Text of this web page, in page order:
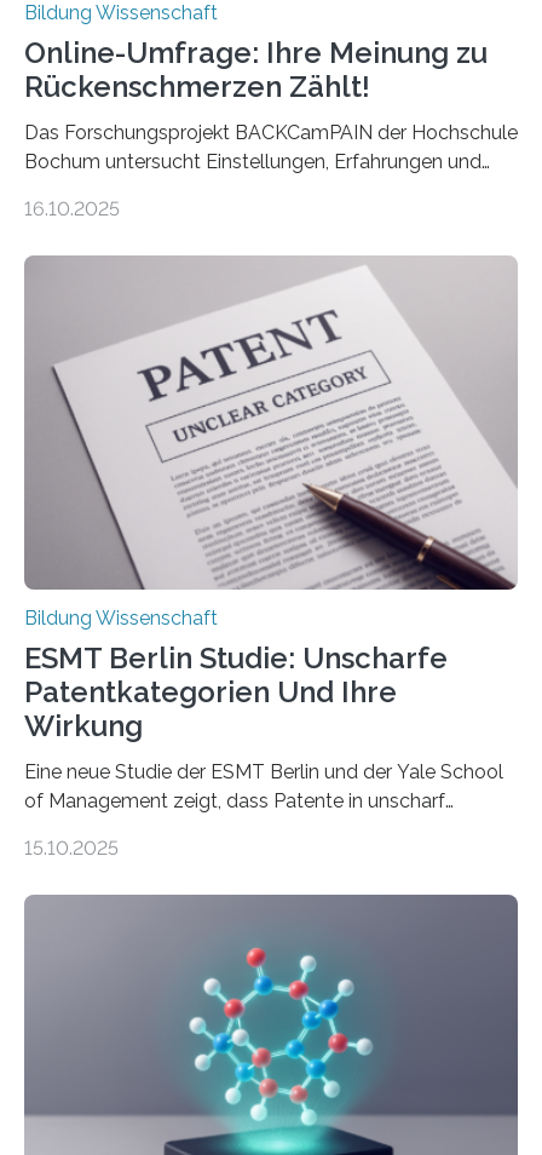
Bildung Wissenschaft
Online-Umfrage: Ihre Meinung zu
Rückenschmerzen Zählt!
Das Forschungsprojekt BACKCamPAIN der Hochschule
Bochum untersucht Einstellungen, Erfahrungen und
gehören zu den häufigsten gesundheitlichen
Rückenschmerzen denken und welche Erfahrungen sie
damit gemacht haben, kann entscheidend
beeinflussen, wie Schmerzen verlaufen und welche
Therapien wirken. Diese individuellen Überzeugungen
stehen im Mittelpunkt einer aktuellen Studie der
Hochschule Bochum. Im Rahmen des
Promotionsprojekts „BACKCamPAIN“ führt die
Doktorandin Deborah Jost (Hochschule Bochum,
Promotionskolleg NRW) derzeit eine Online-Umfrage
durch. Ziel ist es, herauszufinden,…
16.10.2025
Bildung Wissenschaft
ESMT Berlin Studie: Unscharfe
Patentkategorien Und Ihre
Wirkung
Eine neue Studie der ESMT Berlin und der Yale School
of Management zeigt, dass Patente in unscharf
häufiger zu bahnbrechenden Innovationen führen und
Erfindungen entstehen besonders dann, wenn
Wissenskategorien verschwimmen. Das zeigt neue
Forschung von Gianluca Carnabuci, Professor of
Organizational Behavior an der ESMT Berlin, und
Balázs Kovács, Professor an der Yale School of
Management. Die Forscher kommen zu dem Schluss,
dass Patente…
15.10.2025